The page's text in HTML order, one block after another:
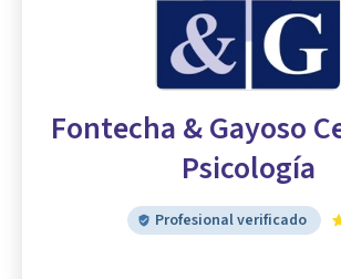
Fontecha & Gayoso
Psicología
Profesional verificado